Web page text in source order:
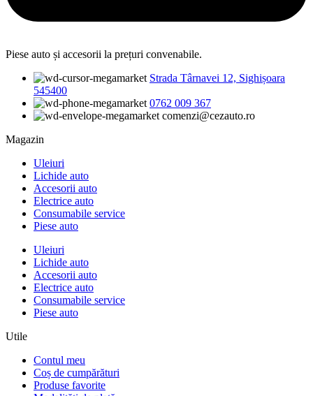
Piese auto și accesorii la prețuri convenabile.
Strada Târnavei 12, Sighișoara
545400
0762 009 367
comenzi@cezauto.ro
Magazin
Uleiuri
Lichide auto
Accesorii auto
Electrice auto
Consumabile service
Piese auto
Uleiuri
Lichide auto
Accesorii auto
Electrice auto
Consumabile service
Piese auto
Utile
Contul meu
Coș de cumpărături
Produse favorite